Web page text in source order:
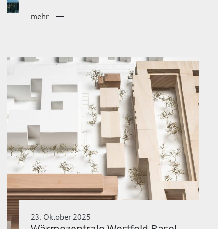
mehr
23. Oktober 2025